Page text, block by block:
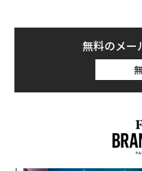
ある議論を再燃させるこ
が「許可を求める」段階
とき、一体何が起こるの
Manusは、単なるチャッ
界初の完全自律型AIエー
るだけでなく、置き換え
無料のメー